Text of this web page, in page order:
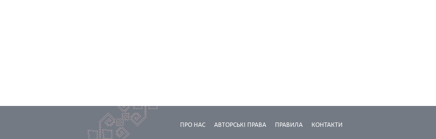
КОНТАКТИ
ПРАВИЛА
АВТОРСЬКІ ПРАВА
ПРО НАС